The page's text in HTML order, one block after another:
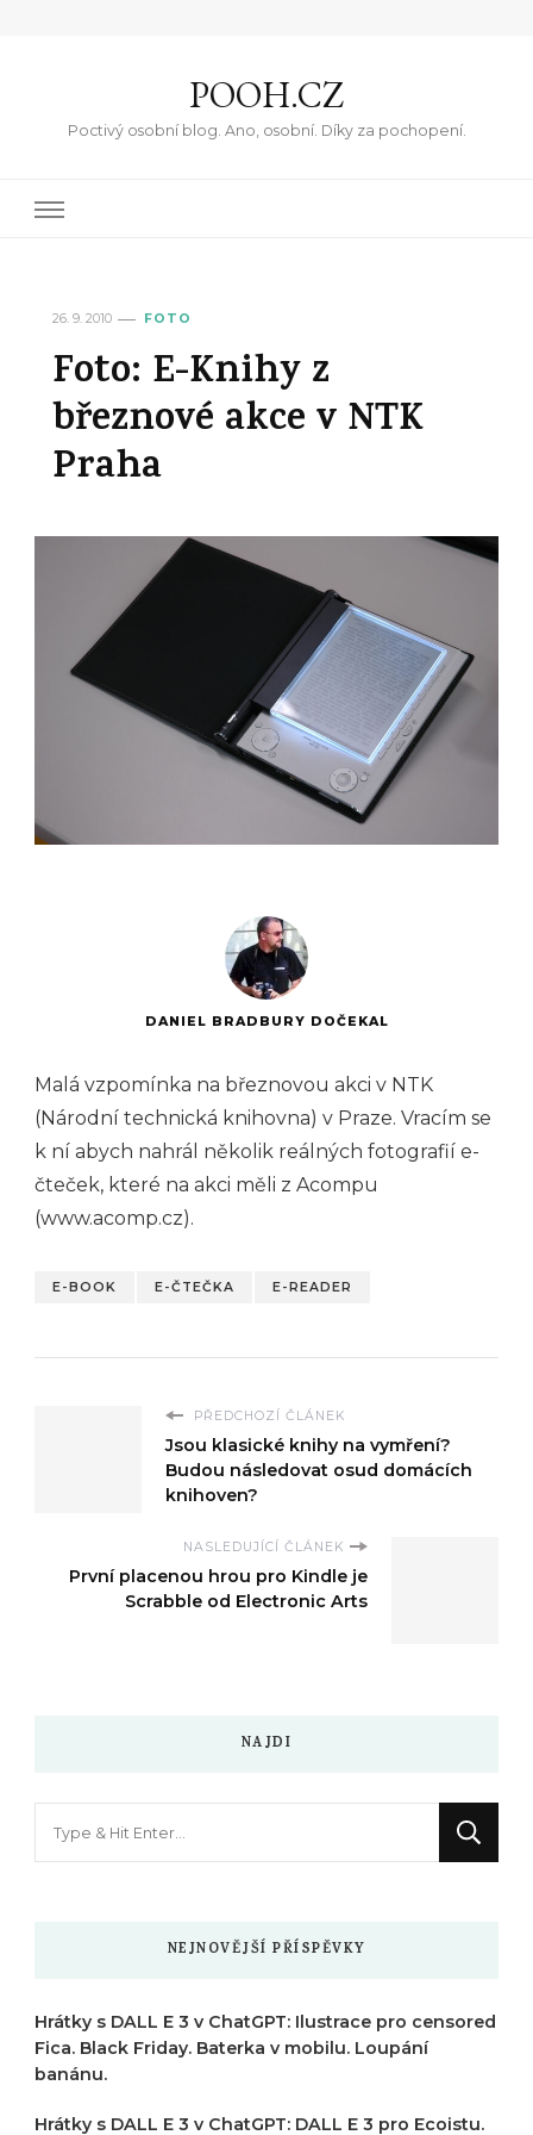
POOH.CZ
Poctivý osobní blog. Ano, osobní. Díky za pochopení.
26. 9. 2010 FOTO
Foto: E-Knihy z
březnové akce v NTK
Praha
DANIEL BRADBURY DOČEKAL
Malá vzpomínka na březnovou akci v NTK
(Národní technická knihovna) v Praze. Vracím se
k ní abych nahrál několik reálných fotografií e-
čteček, které na akci měli z Acompu
(www.acomp.cz).
E-BOOK E-ČTEČKA E-READER
PŘEDCHOZÍ ČLÁNEK
Jsou klasické knihy na vymření?
Budou následovat osud domácích
knihoven?
NASLEDUJÍCÍ ČLÁNEK
První placenou hrou pro Kindle je
Scrabble od Electronic Arts
NAJDI
NEJNOVĚJŠÍ PŘÍSPĚVKY
Hrátky s DALL E 3 v ChatGPT: Ilustrace pro censored
Fica. Black Friday. Baterka v mobilu. Loupání
banánu.
Hrátky s DALL E 3 v ChatGPT: DALL E 3 pro Ecoistu.